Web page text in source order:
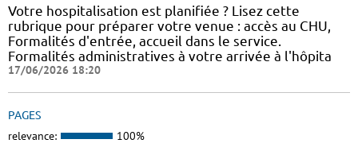
Votre hospitalisation est planifiée ? Lisez cette
rubrique pour préparer votre venue : accès au CHU,
Formalités d'entrée, accueil dans le service.
Formalités administratives à votre arrivée à l'hôpita
17/06/2026 18:20
PAGES
relevance: 100%